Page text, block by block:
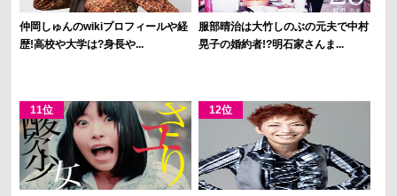
仲岡しゅんのwikiプロフィールや経
歴!高校や大学は?身長や...
服部晴治は大竹しのぶの元夫で中村
晃子の婚約者!?明石家さんま...